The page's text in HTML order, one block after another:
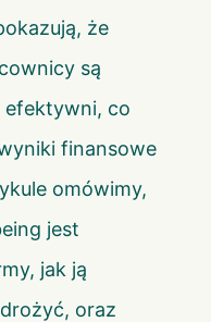
że
są
efektywni, co
finansowe
omówimy,
jest
jak ją
oraz